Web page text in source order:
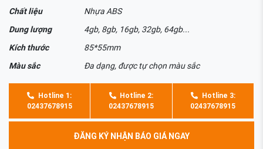
Chất liệu
Nhựa ABS
Dung lượng
4gb, 8gb, 16gb, 32gb, 64gb...
Kích thước
85*55mm
Màu sắc
Đa dạng, được tự chọn màu sắc
Hotline 1:
02437678915
Hotline 2:
02437678915
Hotline 3:
02437678915
ĐĂNG KÝ NHẬN BÁO GIÁ NGAY